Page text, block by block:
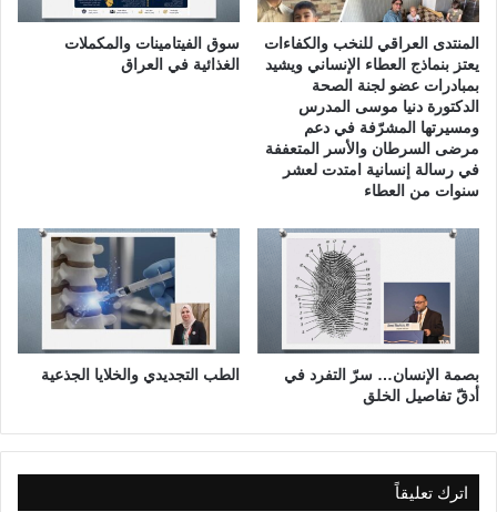
ر
ض
ل
م
ل
ا
ي
ي
ل
ب
ك
ر
المنتدى العراقي للنخب والكفاءات
يعتز بنماذج العطاء الإنساني ويشيد
بمبادرات عضو لجنة الصحة
الدكتورة دنيا موسى المدرس
ومسيرتها المشرّفة في دعم
مرضى السرطان والأسر المتعففة
في رسالة إنسانية امتدت لعشر
سنوات من العطاء
سوق الفيتامينات والمكملات
الغذائية في العراق
بصمة الإنسان… سرّ التفرد في
أدقّ تفاصيل الخلق
الطب التجديدي والخلايا الجذعية
اترك تعليقاً